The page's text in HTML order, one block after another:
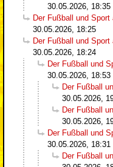
30.05.2026, 18:35
Der Fußball und
30.05.2026, 18:25
Der Fußball und
30.05.2026, 18:24
Der Fußball und
30.05.2026, 18:53
Der Fußball
30.05.2026,
Der Fußball
30.05.2026,
Der Fußball und
30.05.2026, 18:31
Der Fußball